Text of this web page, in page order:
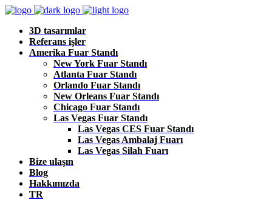
3D tasarımlar
Referans işler
Amerika Fuar Standı
New York Fuar Standı
Atlanta Fuar Standı
Orlando Fuar Standı
New Orleans Fuar Standı
Chicago Fuar Standı
Las Vegas Fuar Standı
Las Vegas CES Fuar Standı
Las Vegas Ambalaj Fuarı
Las Vegas Silah Fuarı
Bize ulaşın
Blog
Hakkımızda
TR